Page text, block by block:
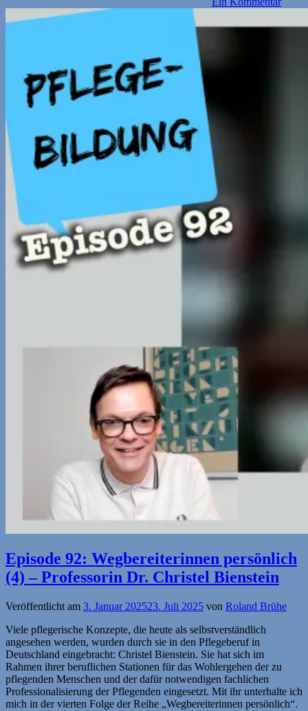
Episode 92: Wegbereiterinnen persönlich
(4) – Professorin Dr. Christel Bienstein
Veröffentlicht am 3. Januar 202523. Juli 2025 von Roland Brühe
Viele pflegerische Konzepte, die heute als selbstverständlich
angesehen werden, wurden durch sie in den Pflegeberuf in
Deutschland eingebracht: Christel Bienstein. Sie hat sich im
Rahmen ihrer beruflichen Stationen für das Wohlergehen der zu
pflegenden Menschen und der dafür notwendigen fachlichen
Professionalisierung der Pflegenden eingesetzt. Mit ihr unterhalte ich
mich in der vierten Folge der Reihe „Wegbereiterinnen persönlich“.